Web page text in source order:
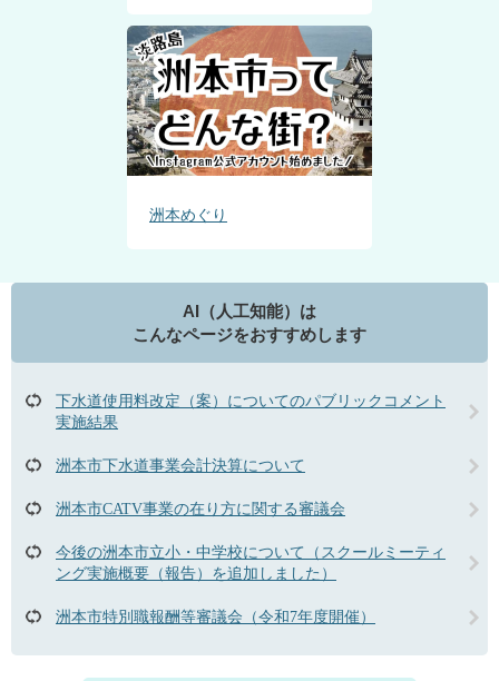
洲本めぐり
AI（人工知能）は
こんなページをおすすめします
下水道使用料改定（案）についてのパブリックコメント
実施結果
洲本市下水道事業会計決算について
洲本市CATV事業の在り方に関する審議会
今後の洲本市立小・中学校について（スクールミーティ
ング実施概要（報告）を追加しました）
洲本市特別職報酬等審議会（令和7年度開催）